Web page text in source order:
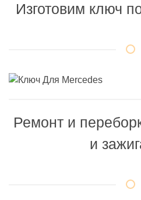
Изготовим ключ
Ремонт и
и